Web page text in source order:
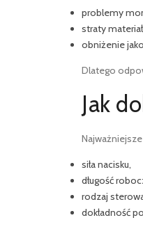
problemy
straty
obniżenie
Dlatego
Jak
siła nacisku,
długość
rodzaj
dokładność